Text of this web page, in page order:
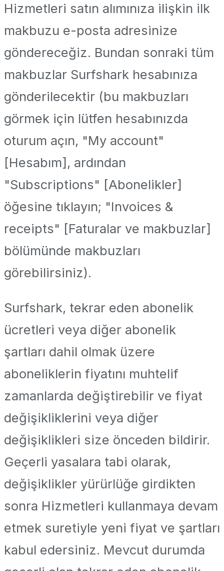
Hizmetleri satın alımınıza ilişkin ilk
makbuzu e-posta adresinize
göndereceğiz. Bundan sonraki tüm
makbuzlar Surfshark hesabınıza
gönderilecektir (bu makbuzları
görmek için lütfen hesabınızda
oturum açın, "My account"
[Hesabım], ardından
"Subscriptions" [Abonelikler]
öğesine tıklayın; "Invoices &
receipts" [Faturalar ve makbuzlar]
bölümünde makbuzları
görebilirsiniz).
Surfshark, tekrar eden abonelik
ücretleri veya diğer abonelik
şartları dahil olmak üzere
aboneliklerin fiyatını muhtelif
zamanlarda değiştirebilir ve fiyat
değişikliklerini veya diğer
değişiklikleri size önceden bildirir.
Geçerli yasalara tabi olarak,
değişiklikler yürürlüğe girdikten
sonra Hizmetleri kullanmaya devam
etmek suretiyle yeni fiyat ve şartları
kabul edersiniz. Mevcut durumda